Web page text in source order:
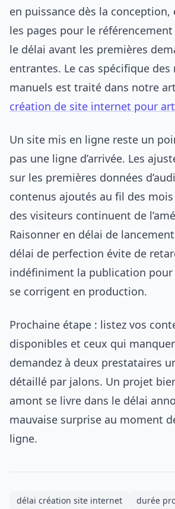
en puissance dès la
les pages pour le
le délai avant les premières
entrantes. Le cas spécifique des
manuels est traité dans notre
création de site internet pour
Un site mis en ligne reste un
pas une ligne d’arrivée. Les
sur les premières données
contenus ajoutés au fil des
des visiteurs continuent de
Raisonner en délai de
délai de perfection évite de
indéfiniment la publication pour
se corrigent en production.
Prochaine étape : listez vos
disponibles et ceux qui
demandez à deux prestataires
détaillé par jalons. Un projet
amont se livre dans le délai
mauvaise surprise au moment
ligne.
délai création site internet
durée